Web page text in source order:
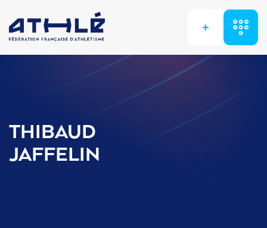
+
THIBAUD
JAFFELIN